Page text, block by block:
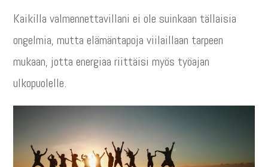
Kaikilla valmennettavillani ei ole suinkaan tällaisia
ongelmia, mutta elämäntapoja viilaillaan tarpeen
mukaan, jotta energiaa riittäisi myös työajan
ulkopuolelle.